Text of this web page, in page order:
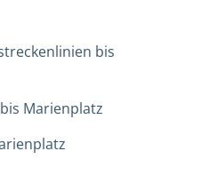
bis
Marienplatz